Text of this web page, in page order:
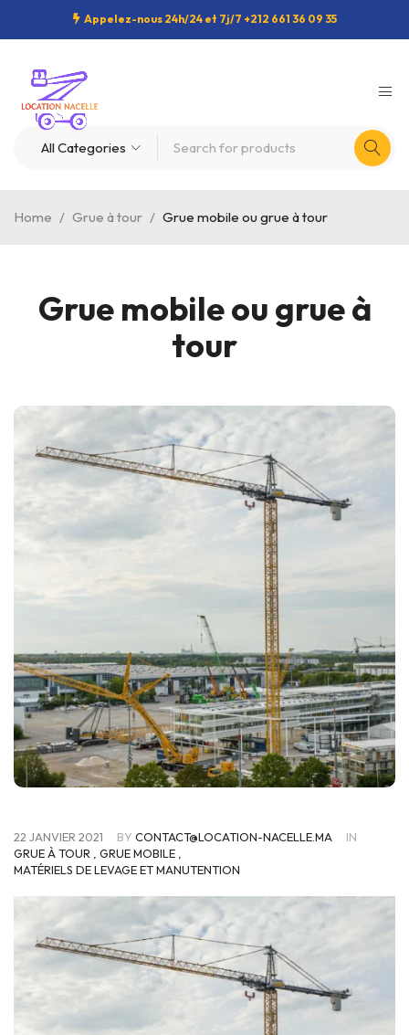
Appelez-nous 24h/24 et 7j/7 +212 661 36 09 35
Home / Grue à tour / Grue mobile ou grue à tour
Grue mobile ou grue à
tour
22 JANVIER 2021 BY CONTACT@LOCATION-NACELLE.MA
IN
GRUE À TOUR
GRUE MOBILE
MATÉRIELS DE LEVAGE ET MANUTENTION